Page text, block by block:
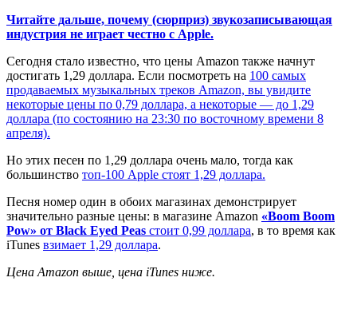
Читайте дальше, почему (сюрприз) звукозаписывающая
индустрия не играет честно с Apple.
Сегодня стало известно, что цены Amazon также начнут
достигать 1,29 доллара. Если посмотреть на 100 самых
продаваемых музыкальных треков Amazon, вы увидите
некоторые цены по 0,79 доллара, а некоторые — до 1,29
доллара (по состоянию на 23:30 по восточному времени 8
апреля).
Но этих песен по 1,29 доллара очень мало, тогда как
большинство топ-100 Apple стоят 1,29 доллара.
Песня номер один в обоих магазинах демонстрирует
значительно разные цены: в магазине Amazon «Boom Boom
Pow» от Black Eyed Peas стоит 0,99 доллара, в то время как
iTunes взимает 1,29 доллара.
Цена Amazon выше, цена iTunes ниже.